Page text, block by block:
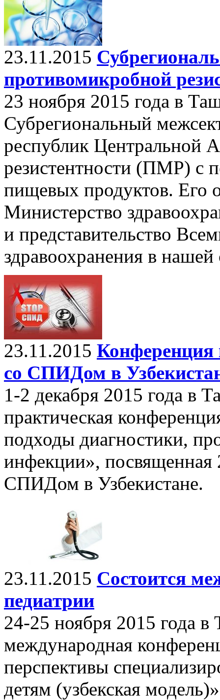
23.11.2015
противомикробной
23 ноября 2015 года в
Субрегиональный
республик Центральной
резистентности (ПМР) с
пищевых продуктов. Его
Министерство
и представительство
здравоохранения в нашей
23.11.2015
со СПИДом в
1-2 декабря 2015 года в
практическая
подходы диагностики,
инфекции»,
СПИДом в Узбекистане.
23.11.2015 Состоится
педиатрии
24-25 ноября 2015 года в
международная
перспективы
детям (узбекская